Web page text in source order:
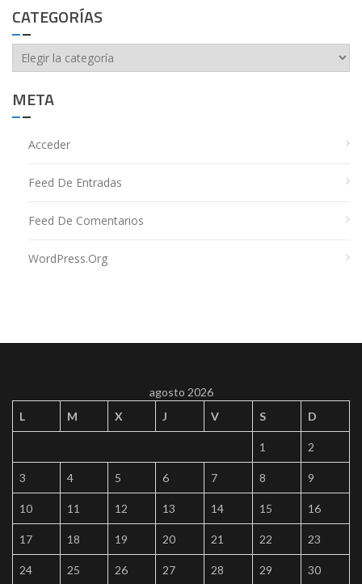
CATEGORÍAS
Categorías
META
Acceder
Feed De Entradas
Feed De Comentarios
WordPress.org
agosto 2026
L
M X J V S D
1 2
3 4 5 6 7 8 9
10 11 12 13 14 15 16
17 18 19 20 21 22 23
24 25 26 27 28 29 30